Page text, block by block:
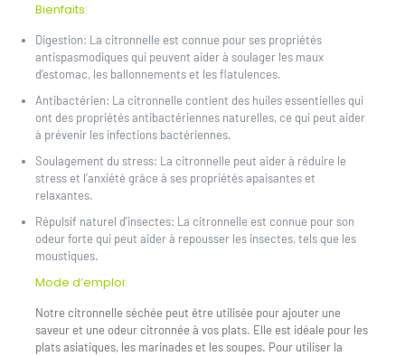
Bienfaits:
Digestion: La citronnelle est connue pour ses propriétés
antispasmodiques qui peuvent aider à soulager les maux
d’estomac, les ballonnements et les flatulences.
Antibactérien: La citronnelle contient des huiles essentielles qui
ont des propriétés antibactériennes naturelles, ce qui peut aider
à prévenir les infections bactériennes.
Soulagement du stress: La citronnelle peut aider à réduire le
stress et l’anxiété grâce à ses propriétés apaisantes et
relaxantes.
Répulsif naturel d’insectes: La citronnelle est connue pour son
odeur forte qui peut aider à repousser les insectes, tels que les
moustiques.
Mode d’emploi:
Notre citronnelle séchée peut être utilisée pour ajouter une
saveur et une odeur citronnée à vos plats. Elle est idéale pour les
plats asiatiques, les marinades et les soupes. Pour utiliser la